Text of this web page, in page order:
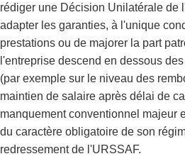
rédiger une Décision Unilatérale de
adapter les garanties, à l'unique
prestations ou de majorer la part
l'entreprise descend en dessous
(par exemple sur le niveau des
maintien de salaire après délai de
manquement conventionnel majeur
du caractère obligatoire de son
redressement de l'URSSAF.